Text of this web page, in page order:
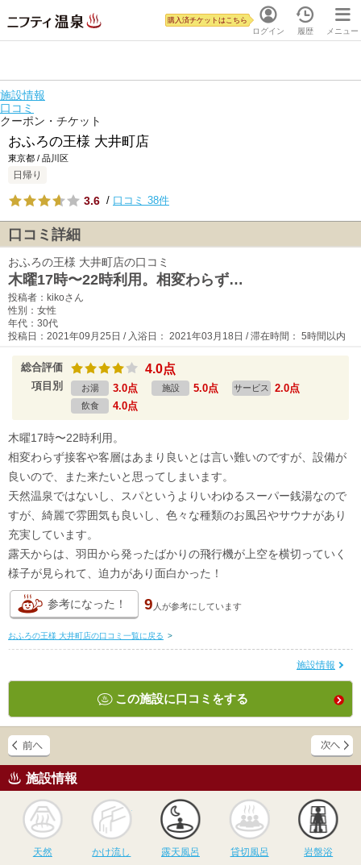
ログイン
購入済チケットはこちら
履歴 メニュー
施設情報
口コミ
クーポン・チケット
おふろの王様 大井町店
東京都 / 品川区
日帰り
3.6 / 口コミ 38件
口コミ詳細
おふろの王様 大井町店の口コミ
木曜17時〜22時利用。相変わらず…
投稿者：kikoさん
性別：女性
年代：30代
投稿日：2021年09月25日 / 入浴日： 2021年03月18日 / 滞在時間： 5時間以内
総合評価 4.0点
項目別 お湯 3.0点 施設 5.0点 サービス 2.0点
飲食 4.0点
木曜17時〜22時利用。
相変わらず接客や客層はあまり良いとは言い難いのですが、設備が
良いので、また来たいと思ってしまいます。
天然温泉ではないし、スパというよりいわゆるスーパー銭湯なので
すが、綺麗で雰囲気も良いし、色々な種類のお風呂やサウナがあり
充実しています。
露天からは、羽田から発ったばかりの飛行機が上空を横切っていく
様子が見られて、迫力があり面白かった！
参考になった！ 9 人が参考にしています
おふろの王様 大井町店の口コミ一覧に戻る >
施設情報
この施設に口コミをする
施設情報
天然
かけ流し
かけ流し
露天風呂
露天風呂
貸切風呂
貸切風呂 岩盤浴